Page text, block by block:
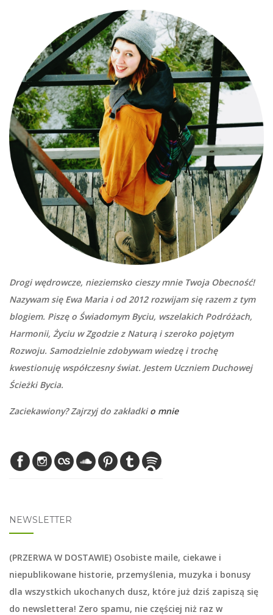
Drogi wędrowcze, nieziemsko cieszy mnie Twoja Obecność!
Nazywam się Ewa Maria i od 2012 rozwijam się razem z tym
blogiem. Piszę o Świadomym Byciu, wszelakich Podróżach,
Harmonii, Życiu w Zgodzie z Naturą i szeroko pojętym
Rozwoju. Samodzielnie zdobywam wiedzę i trochę
kwestionuję współczesny świat. Jestem Uczniem Duchowej
Ścieżki Bycia.
Zaciekawiony? Zajrzyj do zakładkio mnie
NEWSLETTER
(PRZERWA W DOSTAWIE) Osobiste maile, ciekawe i
niepublikowane historie, przemyślenia, muzyka i bonusy
dla wszystkich ukochanych dusz, które już dziś zapiszą się
do newslettera! Zero spamu, nie częściej niż raz w